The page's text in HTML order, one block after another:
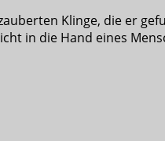
Klinge, die er
in die Hand eines